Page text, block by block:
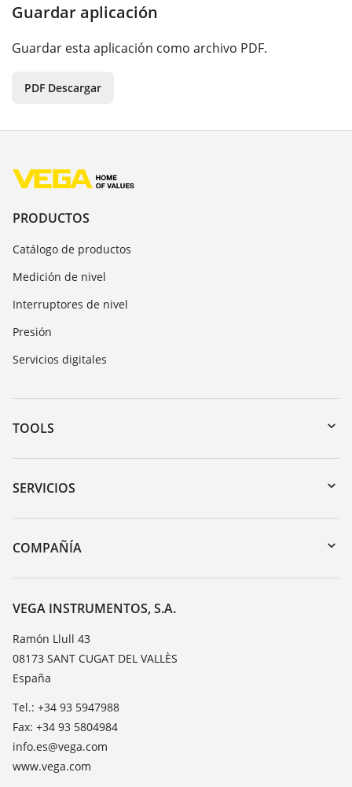
Guardar aplicación
Guardar esta aplicación como archivo PDF.
PDF Descargar
PRODUCTOS
Catálogo de productos
Medición de nivel
Interruptores de nivel
Presión
Servicios digitales
TOOLS
Zona de descarga
Búsqueda por número de serie
DTM Collection/PACTware
SERVICIOS
Devolución de instrumentos
Cursos de formacion
TeamViewer
COMPAÑÍA
Acerca de VEGA
Contacto
Notícias
Prensa
Blog
VEGA INSTRUMENTOS, S.A.
Ramón Llull 43
08173 SANT CUGAT DEL VALLÈS
España
Tel.: +34 93 5947988
Fax: +34 93 5804984
info.es@vega.com
www.vega.com